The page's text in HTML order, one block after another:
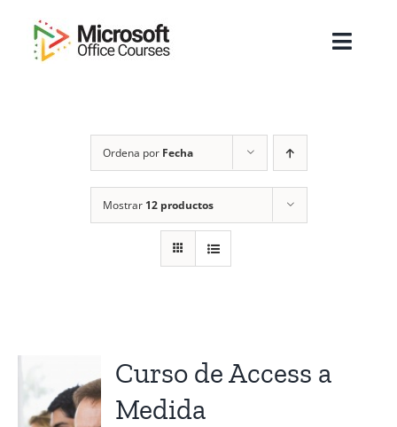
contenido
Sobre Nosotros
Cursos
Masters
Contactanos
Ordena por Fecha
Mostrar 12 productos
Curso de Access a
Medida